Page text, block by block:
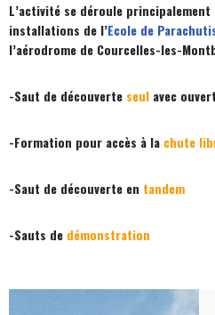
L’activité se déroule principalement
installations de l’Ecole de
l’aérodrome de Courcelles-les-
-Saut de découverte seul avec
-Formation pour accès à la chute
-Saut de découverte en tandem
-Sauts de démonstration